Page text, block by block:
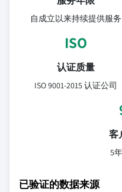
自成立以来持续提供服务
ISO
认证质量
ISO 9001-2015 认证公司
客
5
已验证的数据来源